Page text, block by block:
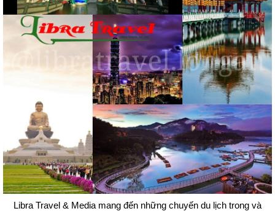
Libra Travel & Media mang đến những chuyến du lịch trong và